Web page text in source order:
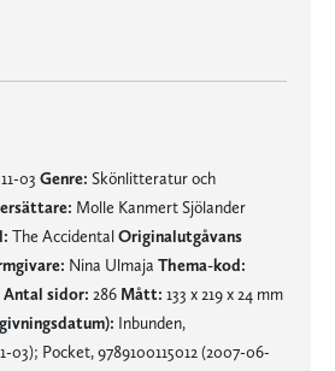
03 Genre: Skönlitteratur och
Molle Kanmert Sjölander
The AccidentalOriginalutgåvans
Nina Ulmaja Thema-kod:
Antal sidor: 286 Mått: 133 x 219 x 24 mm
Inbunden,
03); Pocket, 9789100115012 (2007-06-